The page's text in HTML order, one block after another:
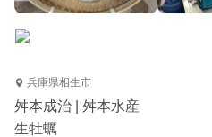
兵庫県相生市
舛本成治 | 舛本水産
生牡蠣